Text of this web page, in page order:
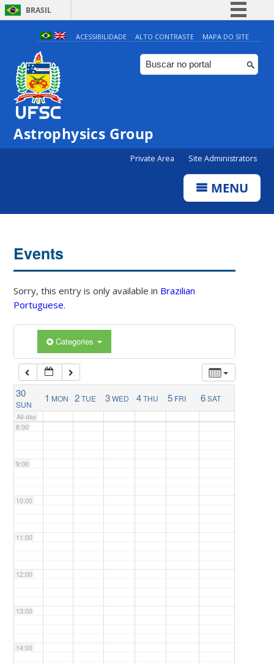
BRASIL
Simplifique!
Comunica BR
Participe
ACESSIBILIDADE ALTO CONTRASTE MAPA DO SITE
Astrophysics Group
Private Area Site Administrators
MENU
Events
Sorry, this entry is only available in Brazilian
Portuguese.
Categories
30
SUN
1 MON 2TUE 3WED 4THU 5 FRI 6SAT
All-day
0:00
7:00
8:00
9:00
10:00
11:00
12:00
13:00
14:00